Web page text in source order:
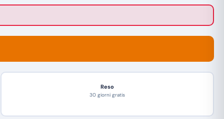
Reso
30 giorni gratis